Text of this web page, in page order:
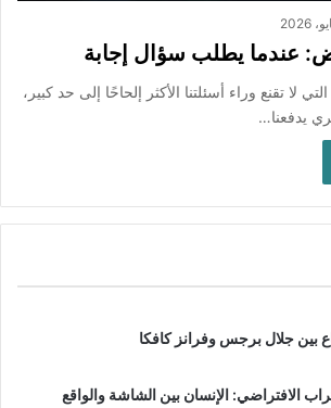
عندما يطلب سؤال إجابة‏
لا تقنع وراء أسئلتنا الأكثر إلحاحًا إلى حد كبير،
يدفعنا…
بين جلال برجس وفرانز كافكا
الافتراضي: الإنسان بين الشاشة والواقع